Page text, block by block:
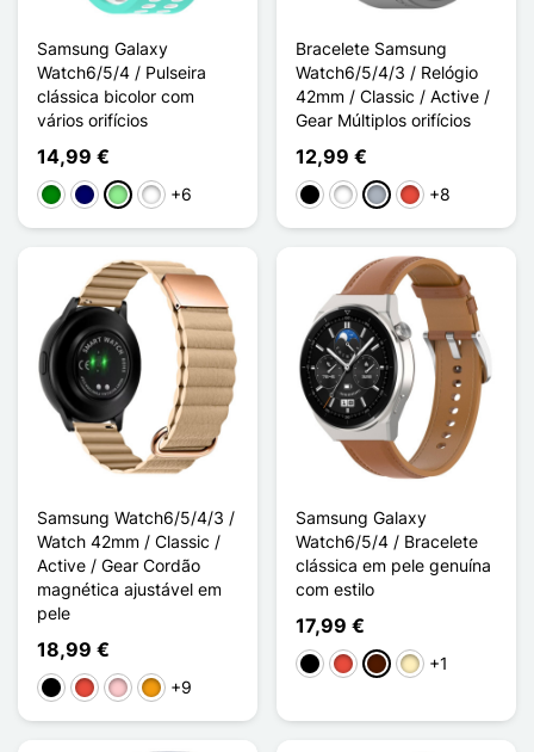
Samsung Galaxy
Watch6/5/4 / Pulseira
clássica bicolor com
vários orifícios
14,99 €
VerdeAzul marinho
Verde claro
Rose / Blanc
+6
Bracelete Samsung
Watch6/5/4/3 / Relógio
42mm / Classic / Active /
Gear Múltiplos orifícios
12,99 €
PretoBrancoCinzento
Vermelho
+8
Samsung Watch6/5/4/3 /
Watch 42mm / Classic /
Active / Gear Cordão
magnética ajustável em
pele
18,99 €
PretoVermelho
RosaLaranja
+9
Samsung Galaxy
Watch6/5/4 / Bracelete
clássica em pele genuína
com estilo
17,99 €
PretoVermelho
Castanho escuro
Castanho claro
+1